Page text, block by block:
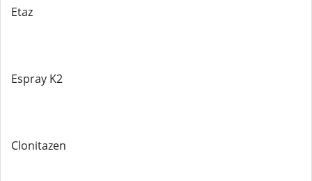
Etaz
Espray K2
Clonitazen